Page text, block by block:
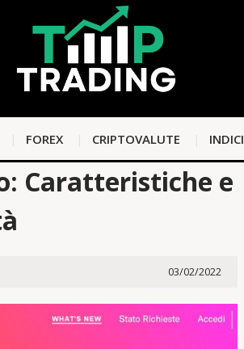
FOREX CRIPTOVALUTE INDICI
Caratteristiche e
03/02/2022